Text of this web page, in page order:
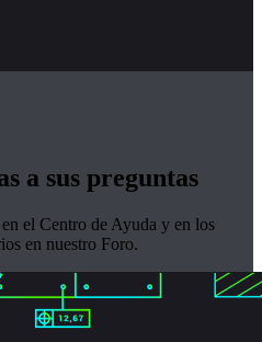
a sus preguntas
el Centro de Ayuda y en los
en nuestro Foro.